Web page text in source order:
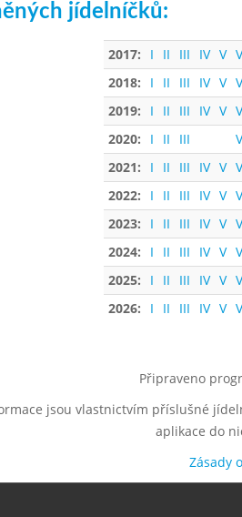
jídelníčků:
2017: I II III IV V
2018:
I II III IV V
2019:
I II III IV V
2020:
I II III
2021:
I II III IV V
2022:
I II III IV V
2023:
I II III IV V
2024:
I II III IV V
2025:
I II III IV V
2026:
I II III IV V
Připraveno
jsou vlastnictvím příslušné
aplikace do
Zásady